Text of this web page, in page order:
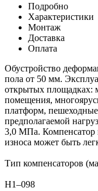
Подробно
Характеристики
Монтаж
Доставка
Оплата
Обустройство
пола от 50 мм.
открытых площадках:
помещения,
платформ,
предполагаемой
3,0 МПа. Компенсатор
износа может быть
Тип компенсаторов
Н1–098